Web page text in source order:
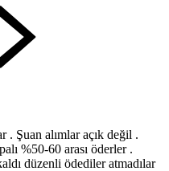
. Şuan alımlar açık değil .
%50-60 arası öderler .
düzenli ödediler atmadılar